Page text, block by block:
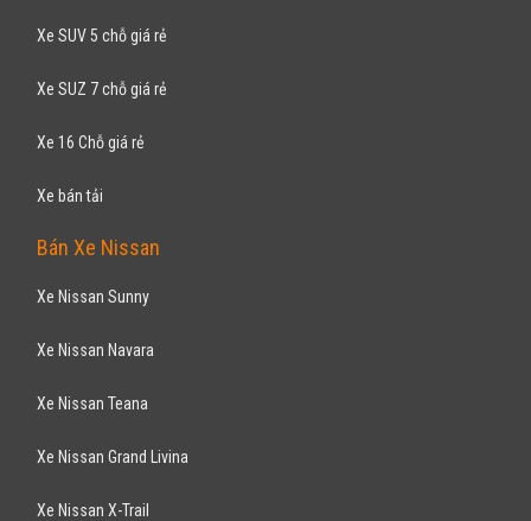
Xe SUV 5 chỗ giá rẻ
Xe SUZ 7 chỗ giá rẻ
Xe 16 Chỗ giá rẻ
Xe bán tải
Bán Xe Nissan
Xe Nissan Sunny
Xe Nissan Navara
Xe Nissan Teana
Xe Nissan Grand Livina
Xe Nissan X-Trail